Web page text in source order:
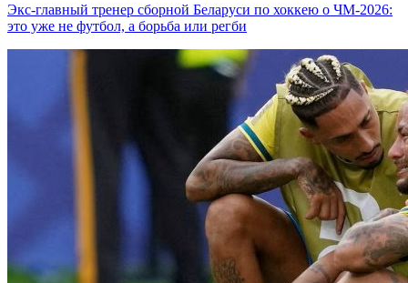
Экс-главный тренер сборной Беларуси по хоккею о ЧМ-2026:
это уже не футбол, а борьба или регби